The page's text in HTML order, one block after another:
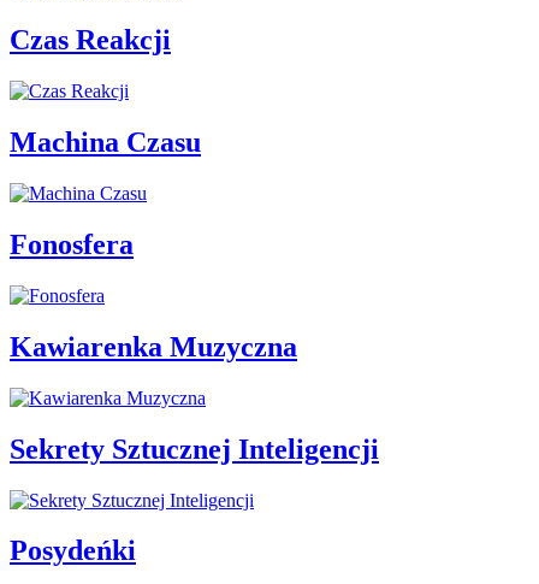
Czas Reakcji
Machina Czasu
Fonosfera
Kawiarenka Muzyczna
Sekrety Sztucznej Inteligencji
Posydeńki